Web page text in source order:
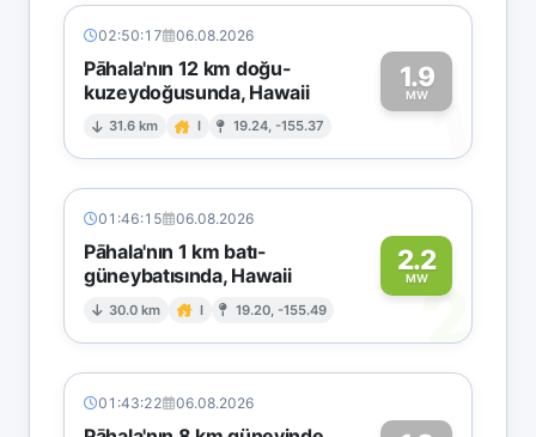
02:50:17 06.08.2026
Pāhala'nın 12 km doğu-
kuzeydoğusunda, Hawaii
31.6 km I 19.24, -155.37
1.9
MW1
01:46:15 06.08.2026
Pāhala'nın 1 km batı-
güneybatısında, Hawaii
30.0 km I 19.20, -155.49
2.2
MW
2
01:43:22 06.08.2026